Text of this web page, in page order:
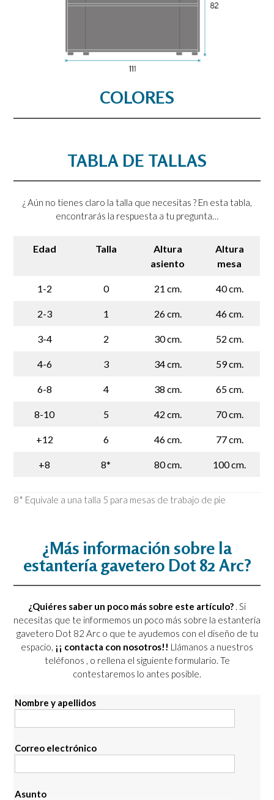
COLORES
TABLA DE TALLAS
¿ Aún no tienes claro la talla que necesitas ? En esta tabla,
encontrarás la respuesta a tu pregunta…
Edad Talla
Altura
asiento
Altura
mesa
1-2 0 21 cm. 40 cm.
2-3 1 26 cm. 46 cm.
3-4 2 30 cm. 52 cm.
4-6 3 34 cm. 59 cm.
6-8 4 38 cm. 65 cm.
8-10 5 42 cm. 70 cm.
+12 6 46 cm. 77 cm.
+8 8* 80 cm. 100 cm.
8* Equivale a una talla 5 para mesas de trabajo de pie
¿Más información sobre la
estantería gavetero Dot 82 Arc?
¿Quiéres saber un poco más sobre este artículo? . Si
necesitas que te informemos un poco más sobre la estantería
gavetero Dot 82 Arc o que te ayudemos con el diseño de tu
espacio, ¡¡ contacta con nosotros!! Llámanos a nuestros
teléfonos , o rellena el siguiente formulario. Te
contestaremos lo antes posible.
Nombre y apellidos
Correo electrónico
Asunto